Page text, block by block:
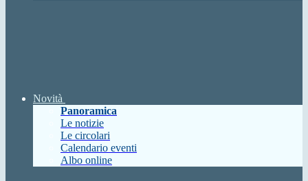
Novità
Panoramica
Le notizie
Le circolari
Calendario eventi
Albo online